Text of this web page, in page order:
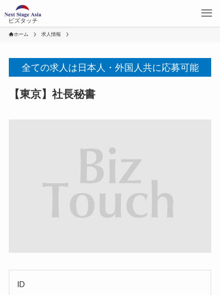
ビズタッチ
ホーム 求人情報
全ての求人は日本人・外国人共に応募可能
【東京】社長秘書
ID